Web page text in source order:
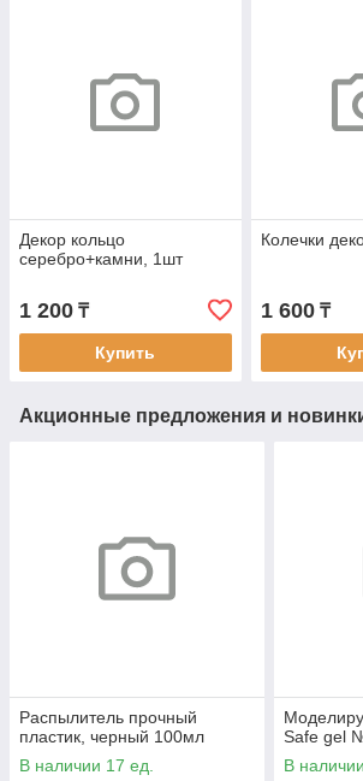
Декор кольцо
серебро+камни, 1шт
1 200 ₸
Купить
Колечки
1 600₸
Акционные предложения и
Распылитель прочный
пластик, черный 100мл
В наличии 17 ед.
Safe gel
В